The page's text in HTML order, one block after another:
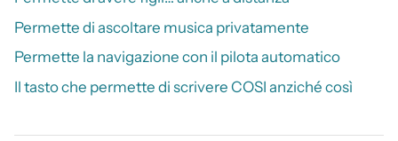
Permette di ascoltare musica privatamente
Permette la navigazione con il pilota automatico
Il tasto che permette di scrivere COSI anziché così